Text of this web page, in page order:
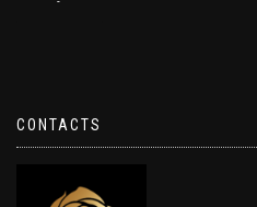
CONTACTS